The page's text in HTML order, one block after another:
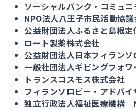
ソーシャルバンク・コミュニ
NPO法人八王子市民活動協議
公益財団法人ふるさと島根定
ロート製薬株式会社
公益財団法人日本フィラン
一般社団法人ギビングフォワ
トランスコスモス株式会社
フィランソロピー・アドバ
独立行政法人福祉医療機構